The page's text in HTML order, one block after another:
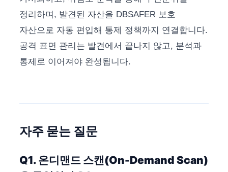
정리하며, 발견된 자산을 DBSAFER 보호
자산으로 자동 편입해 통제 정책까지 연결합니다.
공격 표면 관리는 발견에서 끝나지 않고, 분석과
통제로 이어져야 완성됩니다.
자주 묻는 질문
Q1. 온디맨드 스캔(On-Demand Scan)